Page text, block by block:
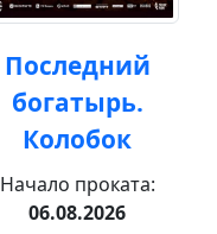
Последний
богатырь.
Колобок
Начало проката:
06.08.2026